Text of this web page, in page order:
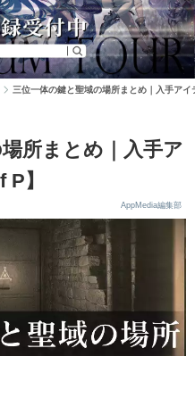
三位一体の鍵と聖域の場所まとめ｜入手ア
所まとめ｜入手ア
】
AppMedia編集部